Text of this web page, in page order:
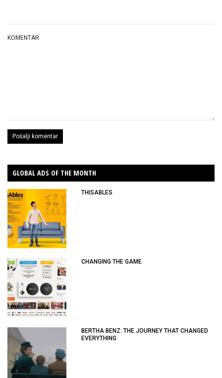
KOMENTAR
GLOBAL ADS OF THE MONTH
THISABLES
CHANGING THE GAME
BERTHA BENZ: THE JOURNEY THAT CHANGED
EVERYTHING